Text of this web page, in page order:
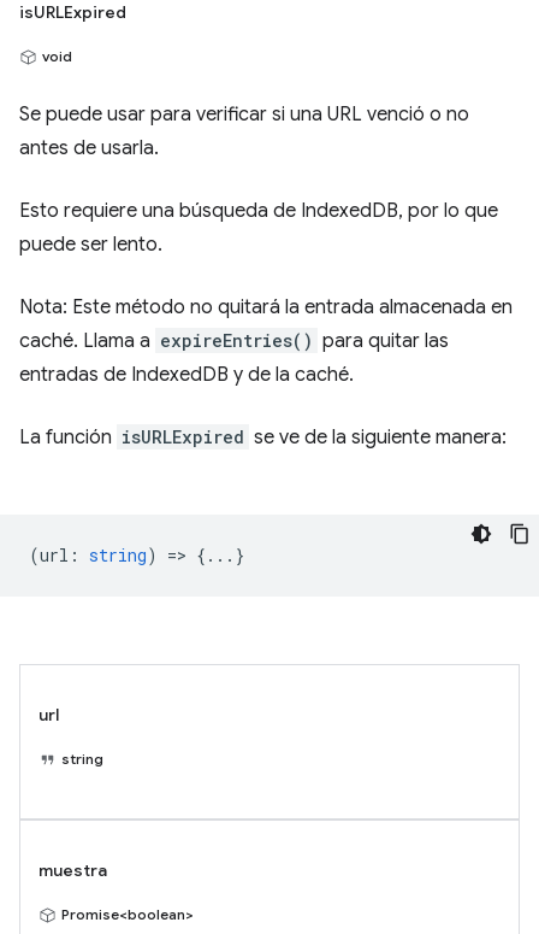
isURLExpired
void
Se puede usar para verificar si una URL venció o no
antes de usarla.
Esto requiere una búsqueda de IndexedDB, por lo que
puede ser lento.
Nota: Este método no quitará la entrada almacenada en
caché. Llama a expireEntries() para quitar las
entradas de IndexedDB y de la caché.
La función isURLExpired se ve de la siguiente manera:
(url : string) => {...}
url
string
muestra
Promise<boolean>